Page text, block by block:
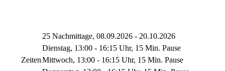
Zeiten
25 Nachmittage, 08.09.2026 - 20.10.2026
Dienstag, 13:00 - 16:15 Uhr, 15 Min. Pause
Mittwoch, 13:00 - 16:15 Uhr, 15 Min. Pause